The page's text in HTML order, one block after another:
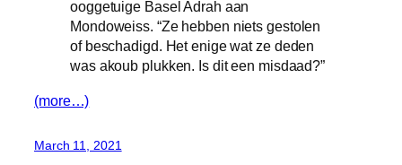
ooggetuige Basel Adrah aan
Mondoweiss. “Ze hebben niets gestolen
of beschadigd. Het enige wat ze deden
was akoub plukken. Is dit een misdaad?”
(more…)
March 11, 2021